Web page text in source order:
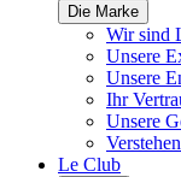
Die Marke
Wir sind
Unsere
Unsere
Ihr
Unsere
Le Club